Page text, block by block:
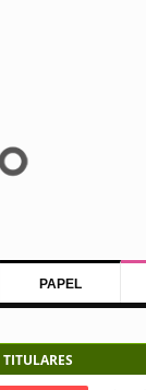
PAPEL
TITULARES